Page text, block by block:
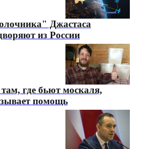
Джастаса
из России
где бьют москаля,
помощь